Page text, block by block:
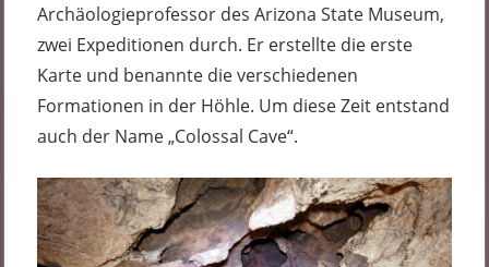
Archäologieprofessor des Arizona State Museum,
zwei Expeditionen durch. Er erstellte die erste
Karte und benannte die verschiedenen
Formationen in der Höhle. Um diese Zeit entstand
auch der Name „Colossal Cave“.